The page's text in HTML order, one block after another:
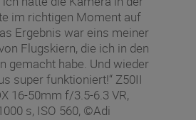
im richtigen Moment auf
Ergebnis war eins meiner
Flugskiern, die ich in den
gemacht habe. Und wieder
super funktioniert!“ Z50II
16-50mm f/3.5-6.3 VR,
s, ISO 560, ©Adi